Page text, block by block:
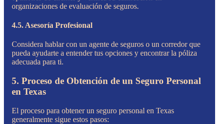
organizaciones de evaluación de seguros.
4.5. Asesoría Profesional
Considera hablar con un agente de seguros o un corredor que
pueda ayudarte a entender tus opciones y encontrar la póliza
adecuada para ti.
5. Proceso de Obtención de un Seguro Personal
en Texas
El proceso para obtener un seguro personal en Texas
generalmente sigue estos pasos: